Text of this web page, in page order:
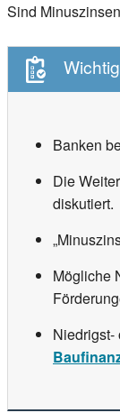
Sind
Banken
Die
diskutiert.
Mögliche
Niedrigst-